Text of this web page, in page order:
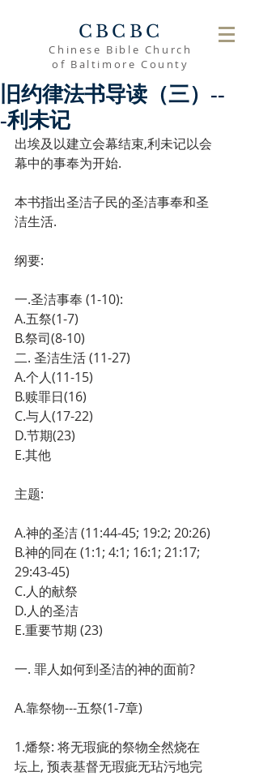
CBCBC
Chinese Bible Church
of Baltimore County
旧约律法书导读（三）--
-利未记
出埃及以建立会幕结束,利未记以会
幕中的事奉为开始.
本书指出圣洁子民的圣洁事奉和圣
洁生活.
纲要:
一.圣洁事奉 (1-10):
A.五祭(1-7)
B.祭司(8-10)
二. 圣洁生活 (11-27)
A.个人(11-15)
B.赎罪日(16)
C.与人(17-22)
D.节期(23)
E.其他
主题:
A.神的圣洁 (11:44-45; 19:2; 20:26)
B.神的同在 (1:1; 4:1; 16:1; 21:17;
29:43-45)
C.人的献祭
D.人的圣洁
E.重要节期 (23)
一. 罪人如何到圣洁的神的面前?
A.靠祭物---五祭(1-7章)
1.燔祭: 将无瑕疵的祭物全然烧在
坛上, 预表基督无瑕疵无玷污地完